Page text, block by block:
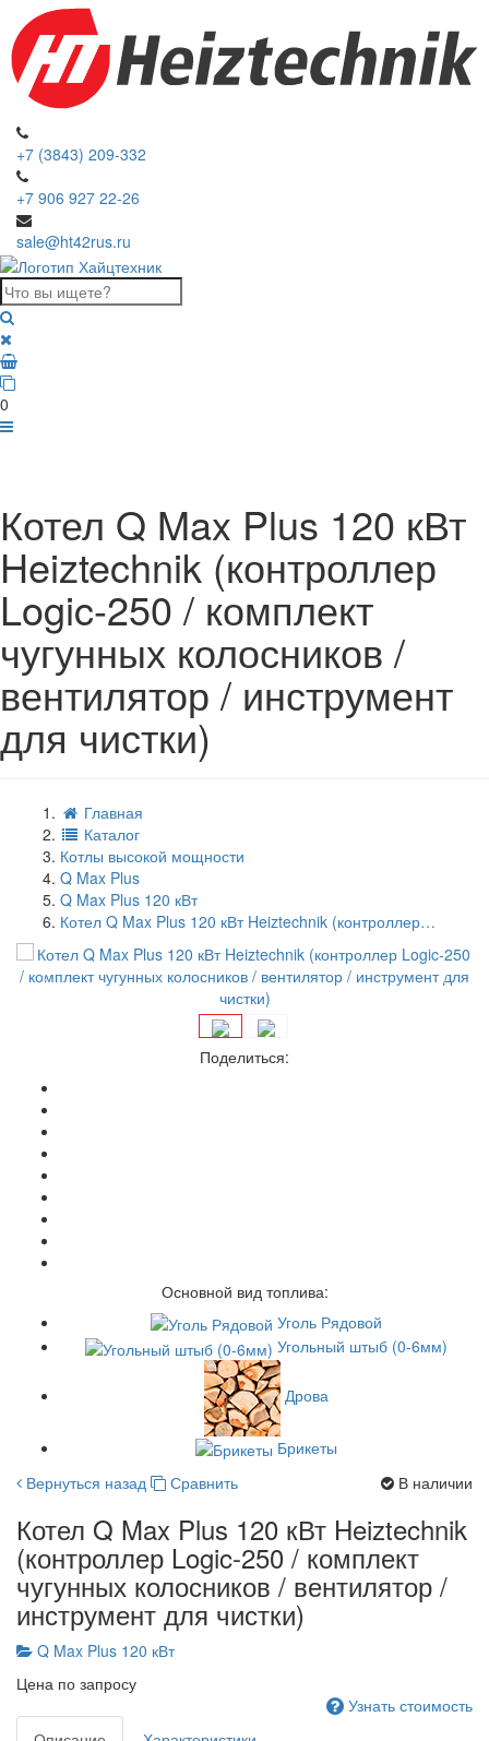
+7 (3843) 209-332
+7 906 927 22-26
sale@ht42rus.ru
0
Котел Q Max Plus 120 кВт
Heiztechnik (контроллер
Logic-250 / комплект
чугунных колосников /
вентилятор / инструмент
для чистки)
Главная
Каталог
Котлы высокой мощности
Q Max Plus
Q Max Plus 120 кВт
Котел Q Max Plus 120 кВт Heiztechnik (контроллер…
Поделиться:
Основной вид топлива:
Уголь Рядовой
Угольный штыб (0-6мм)
Дрова
Брикеты
Вернуться назад
Сравнить В наличии
Котел Q Max Plus 120 кВт Heiztechnik
(контроллер Logic-250 / комплект
чугунных колосников / вентилятор /
инструмент для чистки)
Q Max Plus 120 кВт
Цена по запросу
Узнать стоимость